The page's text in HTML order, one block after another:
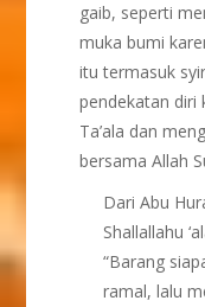
gaib, seperti
muka bumi
itu termasuk
pendekatan diri
Ta’ala dan
bersama Allah
Dari Abu
Shallallahu
“Barang
ramal, lalu